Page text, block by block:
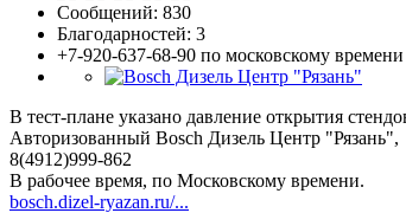
Сообщений: 830
Благодарностей: 3
+7-920-637-68-90 по московскому времени
В тест-плане указано давление открытия
Авторизованный Bosch Дизель Центр "Рязань",
8(4912)999-862
В рабочее время, по Московскому времени.
bosch.dizel-ryazan.ru/...